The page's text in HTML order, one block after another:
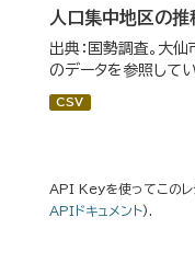
人口集中地区の推
出典：国勢調査。大
のデータを参照してい
CSV
API Keyを使ってこのレ
APIドキュメント).